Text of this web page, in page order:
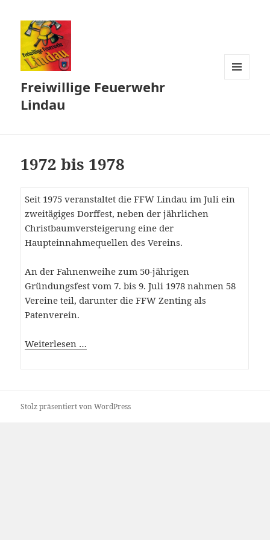
Freiwillige Feuerwehr
Lindau
1972 bis 1978
Seit 1975 veranstaltet die FFW Lindau im Juli ein
zweitägiges Dorffest, neben der jährlichen
Christbaumversteigerung eine der
Haupteinnahmequellen des Vereins.
An der Fahnenweihe zum 50-jährigen
Gründungsfest vom 7. bis 9. Juli 1978 nahmen 58
Vereine teil, darunter die FFW Zenting als
Patenverein.
Weiterlesen …
Stolz präsentiert von WordPress